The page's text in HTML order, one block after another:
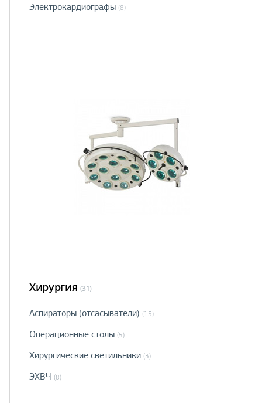
Электрокардиографы (8)
Хирургия (31)
Аспираторы (отсасыватели) (15)
Операционные столы (5)
Хирургические светильники (3)
ЭХВЧ (8)